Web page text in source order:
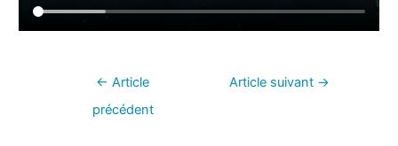
← Article
précédent
Article suivant →